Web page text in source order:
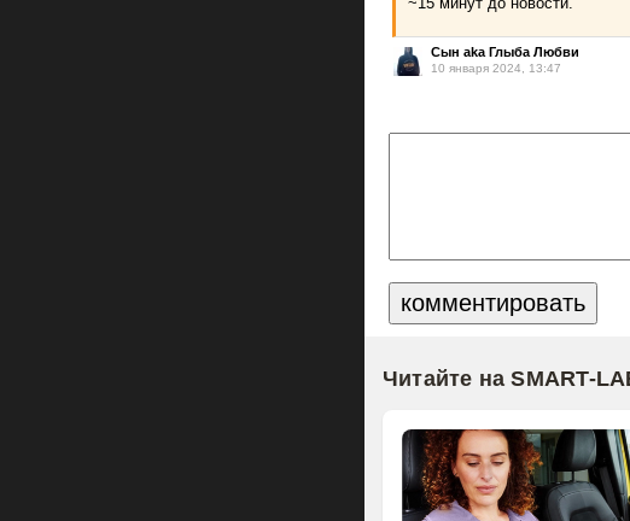
Сын aka Глыба Любви
10 января 2024, 13:47
Читайте на SMART-